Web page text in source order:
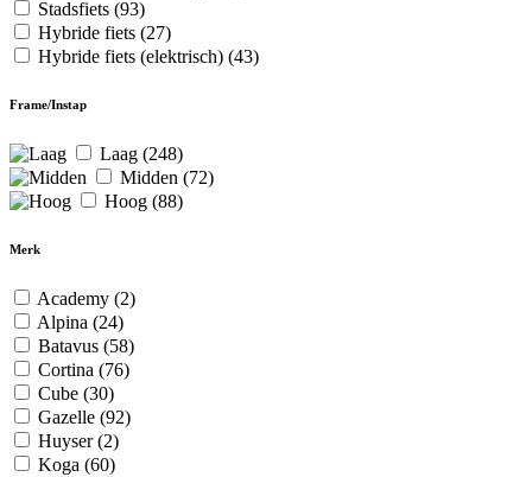
Stadsfiets (93)
Hybride fiets (27)
Hybride fiets (elektrisch) (43)
Frame/Instap
Laag (248)
Midden (72)
Hoog (88)
Merk
Academy (2)
Alpina (24)
Batavus (58)
Cortina (76)
Cube (30)
Gazelle (92)
Huyser(2)
Koga (60)